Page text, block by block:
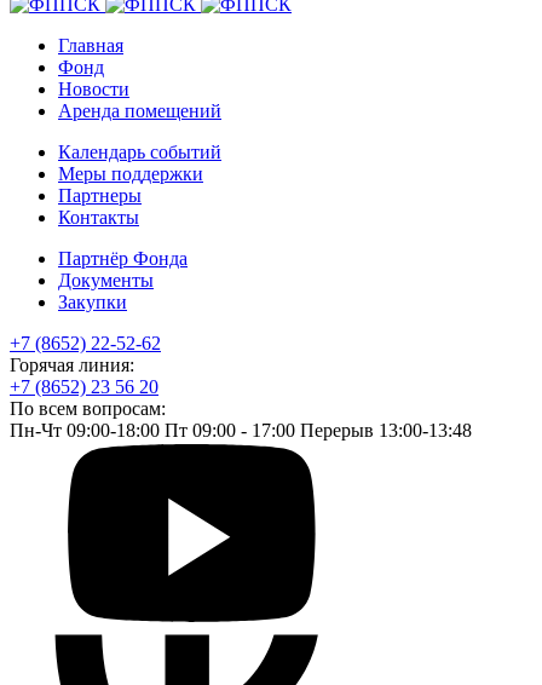
Главная
Фонд
Новости
Аренда помещений
Календарь событий
Меры поддержки
Партнеры
Контакты
Партнёр Фонда
Документы
Закупки
+7 (8652) 22-52-62
Горячая линия:
+7 (8652) 23 56 20
По всем вопросам:
Пн-Чт 09:00-18:00 Пт 09:00 - 17:00 Перерыв 13:00-13:48